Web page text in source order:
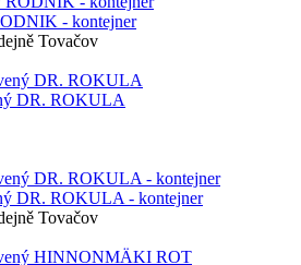
- kontejner
Tovačov
DR. ROKULA
DR. ROKULA - kontejner
Tovačov